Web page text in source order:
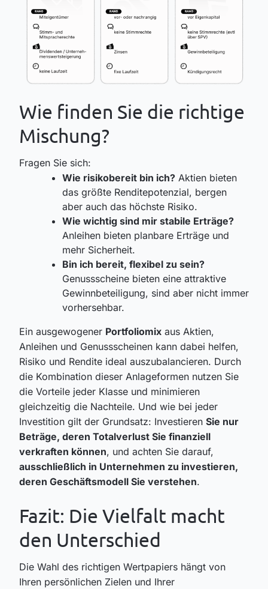
Wie finden Sie die richtige
Mischung?
Fragen Sie sich:
Wie risikobereit bin ich? Aktien bieten
das größte Renditepotenzial, bergen
aber auch das höchste Risiko.
Wie wichtig sind mir stabile Erträge?
Anleihen bieten planbare Erträge und
mehr Sicherheit.
Bin ich bereit, flexibel zu sein?
Genussscheine bieten eine attraktive
Gewinnbeteiligung, sind aber nicht immer
vorhersehbar.
Ein ausgewogener Portfoliomix aus Aktien,
Anleihen und Genussscheinen kann dabei helfen,
Risiko und Rendite ideal auszubalancieren. Durch
die Kombination dieser Anlageformen nutzen Sie
die Vorteile jeder Klasse und minimieren
gleichzeitig die Nachteile. Und wie bei jeder
Investition gilt der Grundsatz: Investieren Sie nur
Beträge, deren Totalverlust Sie finanziell
verkraften können, und achten Sie darauf,
ausschließlich in Unternehmen zu investieren,
deren Geschäftsmodell Sie verstehen.
Fazit: Die Vielfalt macht
den Unterschied
Die Wahl des richtigen Wertpapiers hängt von
Ihren persönlichen Zielen und Ihrer